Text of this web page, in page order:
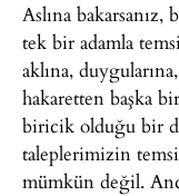
Aslına
tek bir adamla
aklına,
hakaretten başka
biricik olduğu bir
taleplerimizin
mümkün değil.